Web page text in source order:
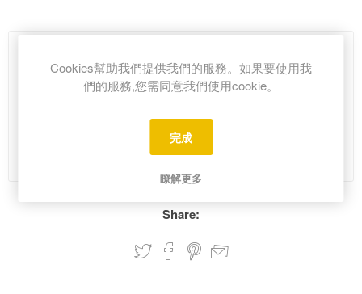
HK$31.00
Please select the address you want to ship from
Share:
Cookies幫助我們提供我們的服務。如果要使用我
們的服務,您需同意我們使用cookie。
完成
瞭解更多